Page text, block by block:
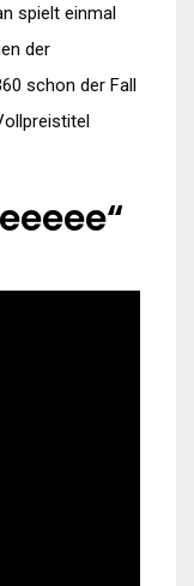
spielt einmal
der
schon der Fall